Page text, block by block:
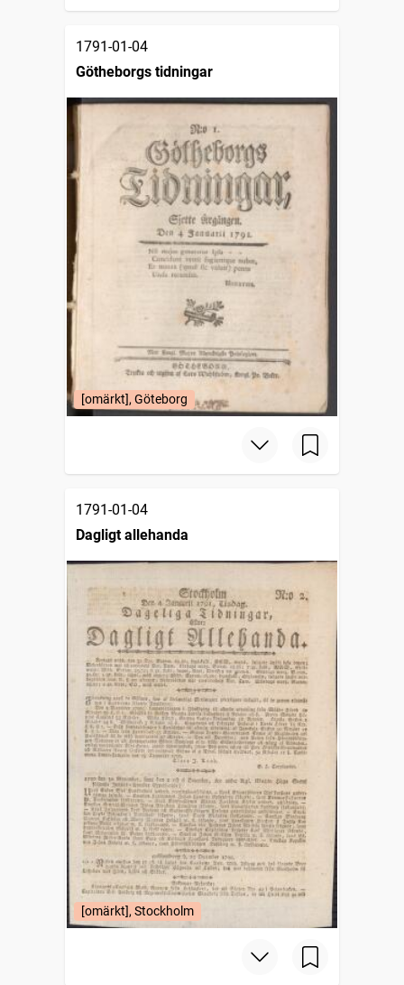
1791-01-04
Götheborgs tidningar
[omärkt], Göteborg
1791-01-04
Dagligt allehanda
[omärkt], Stockholm